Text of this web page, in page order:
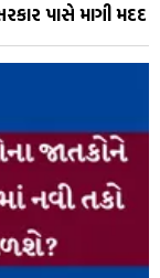
પાસે માગી મદદ